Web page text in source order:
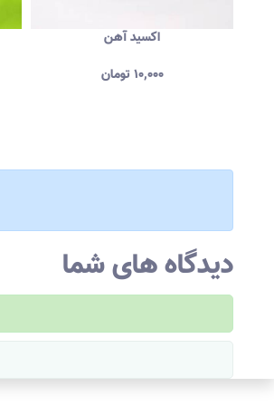
اکسید آهن
۱۰,۰۰۰تومان
دیدگاه های شما